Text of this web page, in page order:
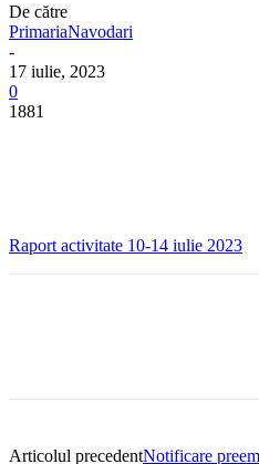
De către
PrimariaNavodari
-
17 iulie, 2023
0
1881
Raport activitate 10-14 iulie 2023
Articolul precedentNotificare